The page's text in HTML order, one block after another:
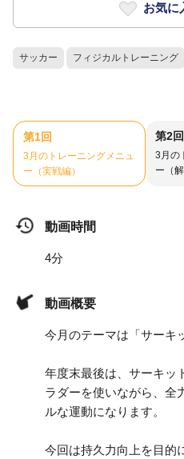
お気に
サッカー フィジカルトレーニング
第1回
3月のトレーニングメニュ
ー（実戦編）
第2回
3月の
ー（解
動画時間
4分
動画概要
今月のテーマは「サーキ
年度末最後は、サーキッ
ラダーを使いながら、
ルな運動になります。
今回は持久力向上を目的